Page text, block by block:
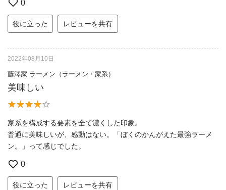
0
役に立った レビューを共有
2022年08月10日
藤澤家 ラーメン（ラーメン・家系）
美味しい
家系を構成する要素を全て濃くした印象。
普通に美味しいが、感動はない。「ぼくのかんがえた最強ラーメ
ン。」って感じでした。
0
役に立った レビューを共有